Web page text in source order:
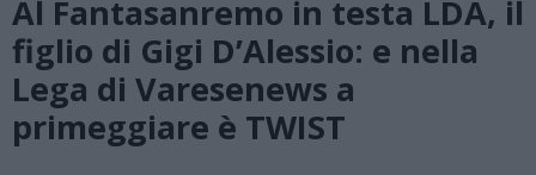
Al Fantasanremo in testa LDA, il
figlio di Gigi D’Alessio: e nella
Lega di Varesenews a
primeggiare è TWIST